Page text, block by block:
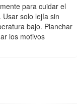
para cuidar el
solo lejía sin
bajo. Planchar
los motivos